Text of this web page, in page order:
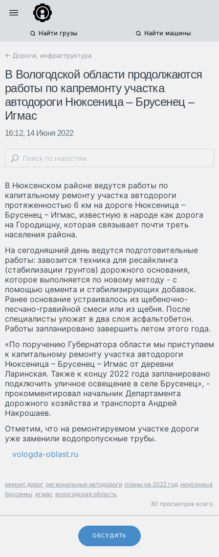
Найти грузы Найти машины
← Дороги, инфраструктура
В Вологодской области продолжаются
работы по капремонту участка
автодороги Нюксеница – Брусенец –
Игмас
16:12, 14 Июня 2022
В Нюксенском районе ведутся работы по
капитальному ремонту участка автодороги
протяженностью 6 км на дороге Нюксеница –
Брусенец – Игмас, известную в народе как дорога
на Городищну, которая связывает почти треть
населения района.
На сегодняшний день ведутся подготовительные
работы: завозится техника для ресайклинга
(стабилизации грунтов) дорожного основания,
которое выполняется по новому методу - с
помощью цемента и стабилизирующих добавок.
Ранее основание устраивалось из щебеночно-
песчано-гравийной смеси или из щебня. После
специалисты уложат в два слоя асфальтобетон.
Работы запланировано завершить летом этого года.
«По поручению Губернатора области мы приступаем
к капитальному ремонту участка автодороги
Нюксеница – Брусенец – Игмас от деревни
Ларинская. Также к концу 2022 года запланировано
подключить уличное освещение в селе Брусенец», -
прокомментировал начальник Департамента
дорожного хозяйства и транспорта Андрей
Накрошаев.
Отметим, что на ремонтируемом участке дороги
уже заменили водопропускные трубы.
vologda-oblast.ru
ремонт дорог региональные автодороги планы на 2022 год нюксеница
брусенец игмас вологодская область
80 просмотров всего.
ОБСУДИТЬ